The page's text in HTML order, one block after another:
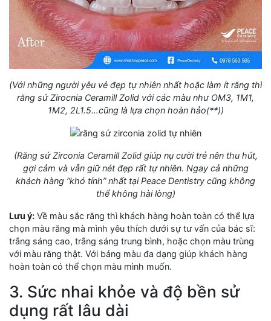
(Với những người yêu vẻ đẹp tự nhiên nhất hoặc làm ít răng thì
răng sứ Zirocnia Ceramill Zolid với các màu như OM3, 1M1,
1M2, 2L1.5…cũng là lựa chọn hoàn hảo(**))
(Răng sứ Zirconia Ceramill Zolid giúp nụ cười trẻ nên thu hút,
gợi cảm và vẫn giữ nét đẹp rất tự nhiên. Ngay cả những
khách hàng “khó tính” nhất tại Peace Dentistry cũng không
thể không hài lòng)
Lưu ý: Về màu sắc răng thì khách hàng hoàn toàn có thể lựa
chọn màu răng mà mình yêu thích dưới sự tư vấn của bác sĩ:
trắng sáng cao, trắng sáng trung bình, hoặc chọn màu trùng
với màu răng thật. Với bảng màu đa dạng giúp khách hàng
hoàn toàn có thể chọn màu mình muốn.
3. Sức nhai khỏe và độ bền sử
dụng rất lâu dài